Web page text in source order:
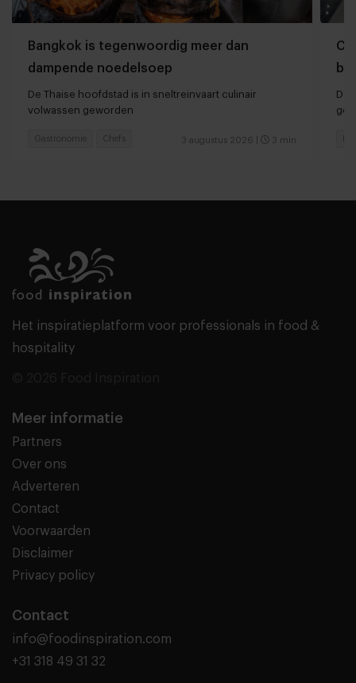
Bangkok is tegenwoordig meer dan
dampende noedelsoep
De Thaise hoofdstad is in sneltreinvaart culinair
volwassen geworden
3 augustus 2026 3 min
Gastronomie Chefs
Het inspiratieplatform voor professionals in food &
hospitality
Meer informatie
Partners
Over ons
Adverteren
Contact
Voorwaarden
Disclaimer
Privacy policy
Contact
info@foodinspiration.com
+31 318 49 31 32